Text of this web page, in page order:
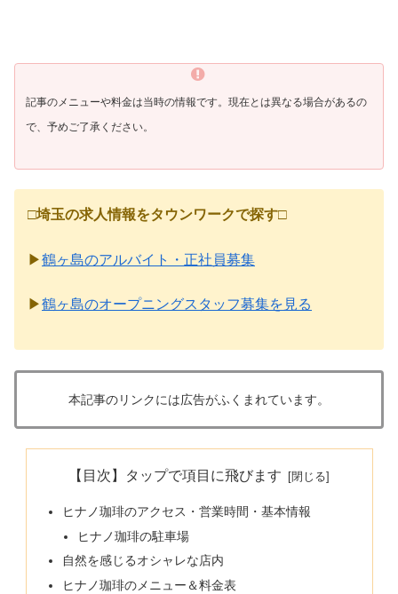
記事のメニューや料金は当時の情報です。現在とは異なる場合があるの
で、予めご了承ください。
□埼玉の求人情報をタウンワークで探す□
▶鶴ヶ島のアルバイト・正社員募集
▶鶴ヶ島のオープニングスタッフ募集を見る
本記事のリンクには広告がふくまれています。
【目次】タップで項目に飛びます
ヒナノ珈琲のアクセス・営業時間・基本情報
ヒナノ珈琲の駐車場
自然を感じるオシャレな店内
ヒナノ珈琲のメニュー＆料金表